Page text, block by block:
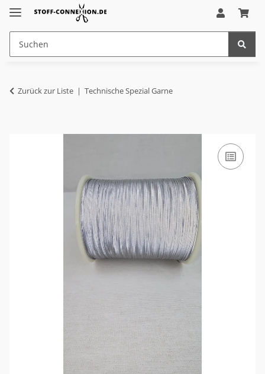
Zurück zur Liste Technische Spezial Garne